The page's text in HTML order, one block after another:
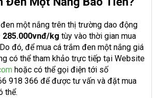
đen một nắng trên thị trường dao động
285.000vnđ/kg tùy vào thời gian mua
đó, để mua cá trắm đen một nắng giá
có thể tham khảo trực tiếp tại Website
hoặc có thể gọi điện tới số
918 366 để được tư vấn và đặt mua
thể.